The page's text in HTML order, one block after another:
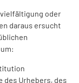
oder
daraus ersucht
des Urhebers, des